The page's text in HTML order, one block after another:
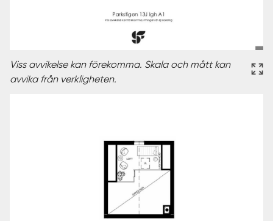
Viss avvikelse kan förekomma. Skala och mått kan
avvika från verkligheten.